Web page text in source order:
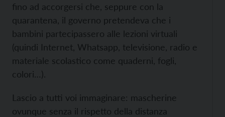
fino ad accorgersi che, seppure con la
quarantena, il governo pretendeva che i
bambini partecipassero alle lezioni virtuali
(quindi Internet, Whatsapp, televisione, radio e
materiale scolastico come quaderni, fogli,
colori…).
Lascio a tutti voi immaginare: mascherine
ovunque senza il rispetto della distanza